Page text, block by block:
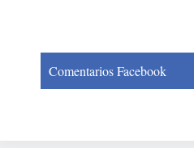
Comentarios Facebook